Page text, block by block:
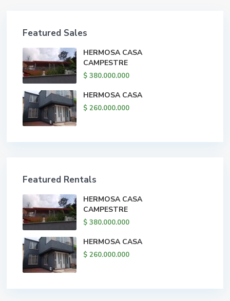
Featured Sales
HERMOSA CASA
CAMPESTRE
$ 380.000.000
HERMOSA CASA
$ 260.000.000
Featured Rentals
HERMOSA CASA
CAMPESTRE
$ 380.000.000
HERMOSA CASA
$ 260.000.000